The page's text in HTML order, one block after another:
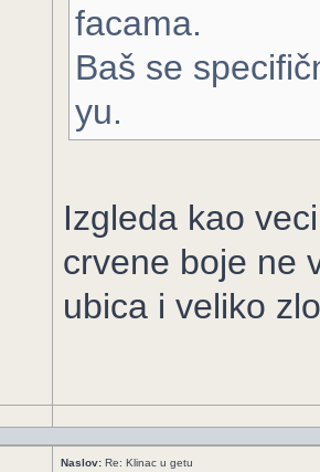
facama.
Baš se
yu.
Izgleda kao
crvene boje ne
ubica i veliko
Naslov: Re: Klinac u getu